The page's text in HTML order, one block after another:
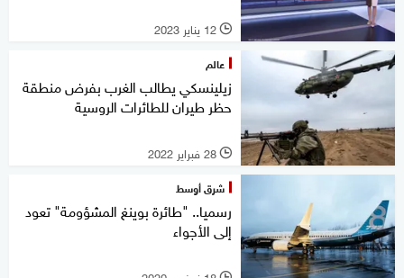
l 12 يناير 2023
عالم
زيلينسكي يطالب الغرب بفرض منطقة
حظر طيران للطائرات الروسية
l 28 فبراير 2022
شرق أوسط
رسميا.. "طائرة بوينغ المشؤومة" تعود
إلى الأجواء